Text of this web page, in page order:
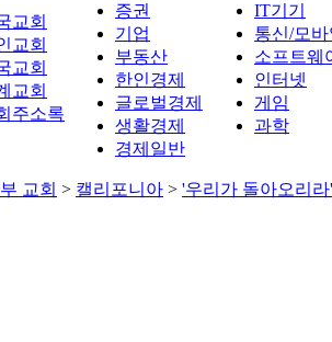
교회
교회
교회
교회
주소록
증권
기업
부동산
한인경제
글로벌경제
생활경제
경제일반
IT기기
통신/모
소프트웨
인터넷
게임
과학
교회 > 캘리포니아 > '우리가 돌아오리